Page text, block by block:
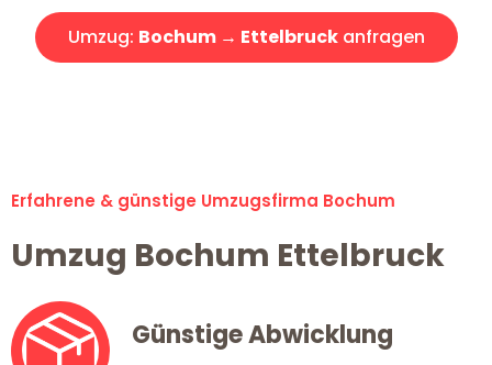
Umzug: Bochum → Ettelbruckanfragen
Erfahrene & günstige Umzugsfirma Bochum
Umzug Bochum Ettelbruck
Günstige Abwicklung